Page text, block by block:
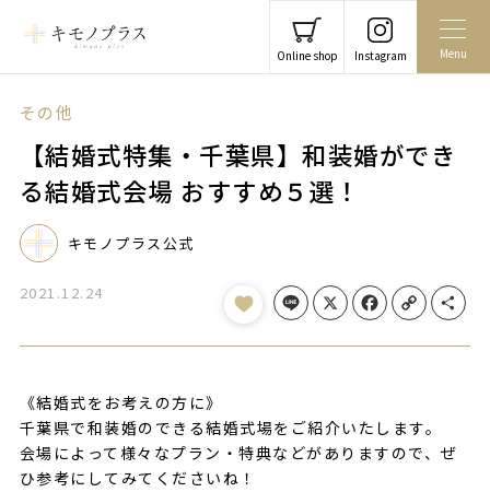
Online shop Instagram Menu
その他
【結婚式特集・千葉県】和装婚ができ
る結婚式会場 おすすめ５選！
キモノプラス公式
2021.12.24 Line X Facebook Copy Link Share
《結婚式をお考えの方に》
千葉県で和装婚のできる結婚式場をご紹介いたします。
会場によって様々なプラン・特典などがありますので、ぜ
ひ参考にしてみてくださいね！